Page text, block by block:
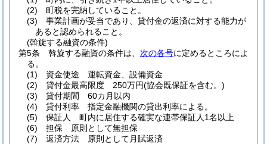
(2)
町税を完納していること。
(3)
事業計画が妥当であり、貸付金の返済に対する能力が
あると認められること。
(斡旋する融資の条件)
第5条
斡旋する融資の条件は、 次の各号に定めるところによ
る。
(1)
資金使途 運転資金、設備資金
(2)
貸付金最高限度 250万円(協会既保証を含む。)
(3)
貸付期間 60カ月以内
(4)
貸付利率 指定金融機関の貸出利率による。
(5)
保証人 町内に居住する確実な連帯保証人1名以上
(6)
担保 原則として無担保
(7)
返済方法 原則として月賦返済